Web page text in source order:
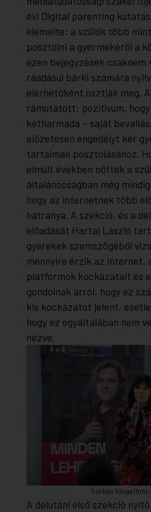
évi Digital parenting
kiemelte: a szülők több
posztolni a gyermekéről a
ezen bejegyzések csaknem
ráadásul bárki számára
elérhetőként osztják meg.
rámutatott: pozitívum,
kétharmada – saját
előzetesen engedélyt kér
tartalmak posztolásához.
elmúlt években nőttek a
általánosságban még
hogy az internetnek több
hátránya. A szekció, és a
előadását Hartai László
gyerekek szemszögéből
mennyire érzik az internet,
platformok kockázatait és
gondolnak arról, hogy ez
kis kockázatot jelent,
hogy ez egyáltalában nem
nézve.
Sorbán Kinga (fotó:
A délutáni első szekció